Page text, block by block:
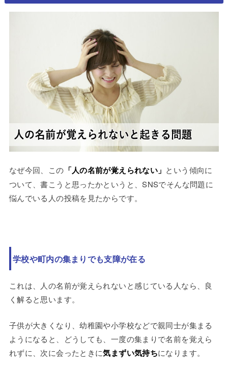
なぜ今回、この 「人の名前が覚えられない」 という傾向に
ついて、書こうと思ったかというと、SNSでそんな問題に
悩んでいる人の投稿を見たからです。
学校や町内の集まりでも支障が在る
これは、人の名前が覚えられないと感じている人なら、良
く解ると思います。
子供が大きくなり、幼稚園や小学校などで親同士が集まる
ようになると、どうしても、一度の集まりで名前を覚えら
れずに、次に会ったときに気まずい気持ちになります。